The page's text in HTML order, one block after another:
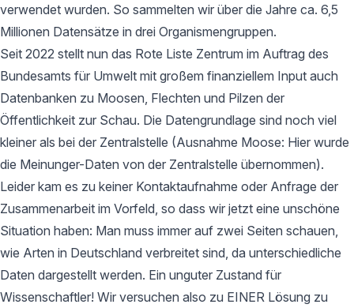
verwendet wurden. So sammelten wir über die Jahre ca. 6,5
Millionen Datensätze in drei Organismengruppen.
Seit 2022 stellt nun das Rote Liste Zentrum im Auftrag des
Bundesamts für Umwelt mit großem finanziellem Input auch
Datenbanken zu Moosen, Flechten und Pilzen der
Öffentlichkeit zur Schau. Die Datengrundlage sind noch viel
kleiner als bei der Zentralstelle (Ausnahme Moose: Hier wurde
die Meinunger-Daten von der Zentralstelle übernommen).
Leider kam es zu keiner Kontaktaufnahme oder Anfrage der
Zusammenarbeit im Vorfeld, so dass wir jetzt eine unschöne
Situation haben: Man muss immer auf zwei Seiten schauen,
wie Arten in Deutschland verbreitet sind, da unterschiedliche
Daten dargestellt werden. Ein unguter Zustand für
Wissenschaftler! Wir versuchen also zu EINER Lösung zu